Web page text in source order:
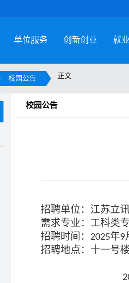
单位服务 创新创业 就
校园公告 正文
校园公告
招聘单位：江苏立
需求专业：工科类
招聘时间： 2025年9
招聘地点：十一号